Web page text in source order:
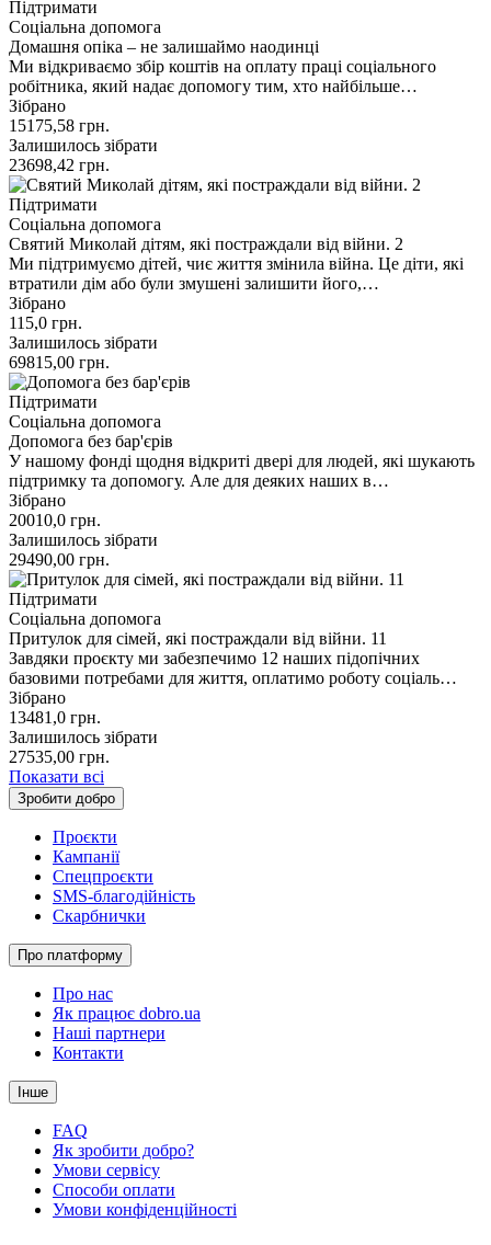
Підтримати
Соціальна допомога
Домашня опіка – не залишаймо наодинці
Ми відкриваємо збір коштів на оплату праці соціального
робітника, який надає допомогу тим, хто найбільше…
Зібрано
15175,58 грн.
Залишилось зібрати
23698,42 грн.
Підтримати
Соціальна допомога
Святий Миколай дітям, які постраждали від війни. 2
Ми підтримуємо дітей, чиє життя змінила війна. Це діти, які
втратили дім або були змушені залишити його,…
Зібрано
115,0 грн.
Залишилось зібрати
69815,00 грн.
Підтримати
Соціальна допомога
Допомога без бар'єрів
У нашому фонді щодня відкриті двері для людей, які шукають
підтримку та допомогу. Але для деяких наших в…
Зібрано
20010,0 грн.
Залишилось зібрати
29490,00 грн.
Підтримати
Соціальна допомога
Притулок для сімей, які постраждали від війни. 11
Завдяки проєкту ми забезпечимо 12 наших підопічних
базовими потребами для життя, оплатимо роботу соціаль…
Зібрано
13481,0 грн.
Залишилось зібрати
27535,00 грн.
Показати всі
Зробити добро
Проєкти
Кампанії
Спецпроєкти
SMS-благодійність
Скарбнички
Про платформу
Про нас
Як працює dobro.ua
Наші партнери
Контакти
Інше
FAQ
Як зробити добро?
Умови сервісу
Способи оплати
Умови конфіденційності